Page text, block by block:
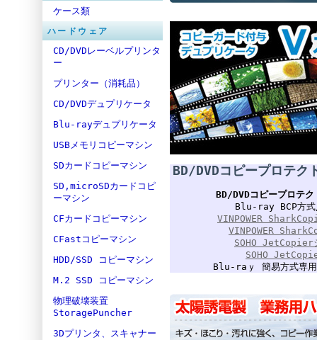
ケース類
ハードウェア
CD/DVDレーベルプリンタ
ー
プリンター（消耗品）
CD/DVDデュプリケータ
Blu-rayデュプリケータ
USBメモリコピーマシン
SDカードコピーマシン
SD,microSDカードコピ
ーマシン
CFカードコピーマシン
CFastコピーマシン
HDD/SSD コピーマシン
M.2 SSD コピーマシン
物理破壊装置
StoragePuncher
3Dプリンタ、スキャナー
BD/DVDコピープロテク
BD/DVDコピープロテ
Blu-ray BCP方式/
VINPOWER
VINPOWER
SOHO JetCopier
SOHO
Blu-raｙ 簡易方式専